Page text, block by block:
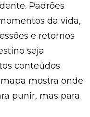
Padrões
da vida,
e retornos
seja
conteúdos
mostra onde
punir, mas para